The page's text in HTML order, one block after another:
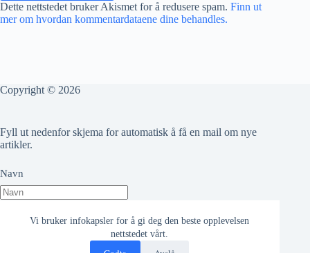
Vi bruker infokapsler for å gi deg den beste opplevelsen
nettstedet vårt.
Dette nettstedet bruker Akismet for å redusere spam. Finn ut
mer om hvordan kommentardataene dine behandles.
Copyright © 2026
Fyll ut nedenfor skjema for automatisk å få en mail om nye
artikler.
Navn